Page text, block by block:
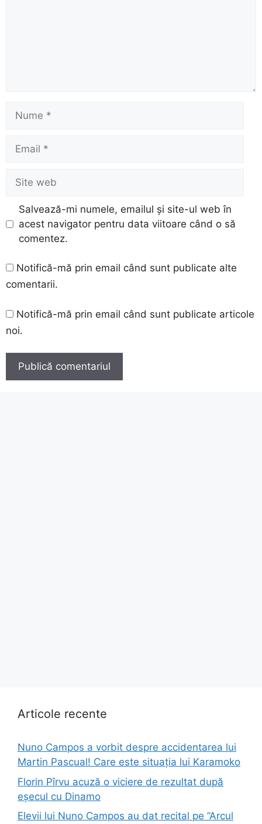
web
Salvează-mi numele, emailul și site-ul web în
acest navigator pentru data viitoare când o să
comentez.
Notifică-mă prin email când sunt publicate alte
comentarii.
Notifică-mă prin email când sunt publicate articole
noi.
Articole recente
Nuno Campos a vorbit despre accidentarea lui
Martin Pascual! Care este situația lui Karamoko
Florin Pîrvu acuză o viciere de rezultat după
eșecul cu Dinamo
Elevii lui Nuno Campos au dat recital pe ”Arcul